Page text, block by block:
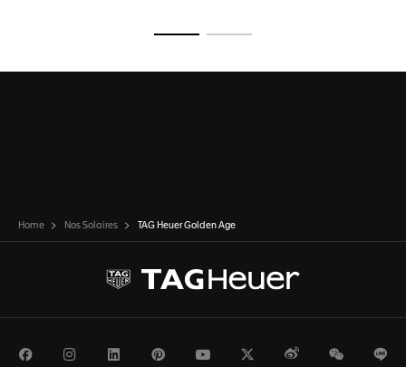
Home Nos Solaires TAG Heuer Golden Age
FacebookInstagramLinkedInPinterestYoutubeTwitterWeiboWeChat